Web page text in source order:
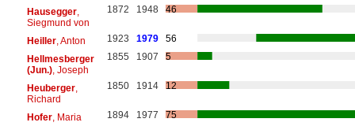
Hausegger,
Siegmund von
1872 1948 46
Heiller, Anton 1923 1979
56
Hellmesberger
(Jun.), Joseph
1855 1907 5
Heuberger,
Richard
1850 1914 12
Hofer, Maria 1894 1977
75